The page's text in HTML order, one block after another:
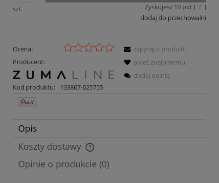
szt. Zyskujesz 10pkt [ ? ]
dodaj do przechowalni
Ocena:
Producent:
Kod produktu: 133867-025755
zapytaj o produkt
poleć znajomemu
dodaj opinię
Opis
Koszty dostawy
Cena nie zawiera ewentualnych kosztów płatności
Opinie o produkcie (0)